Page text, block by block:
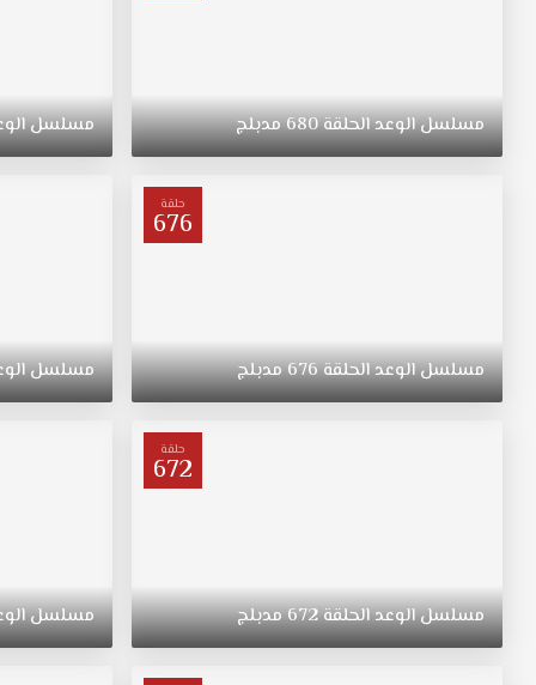
متواضعة
وشابة
وجميلة
بعد
وفاة
مسلسلالوعدالحلقة680مدبلج مسلسل
حلقة
676
مسلسلالوعدالحلقة676مدبلج مسلسل
حلقة
672
مسلسلالوعدالحلقة672مدبلج مسلسل